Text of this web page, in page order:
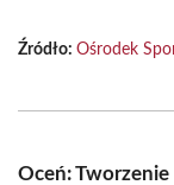
Źródło: Ośrodek
Oceń: